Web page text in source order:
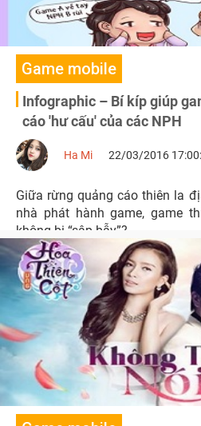
Game mobile
Infographic – Bí kíp giúp
cáo 'hư cấu' của các NPH
Ha Mi 22/03/2016
Giữa rừng quảng cáo thiên la
nhà phát hành game, game
không bị “sập bẫy”?